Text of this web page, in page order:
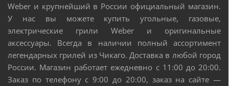
Weber и крупнейший в России официальный магазин.
У нас вы можете купить угольные, газовые,
электрические грили Weber и оригинальные
аксессуары. Всегда в наличии полный ассортимент
легендарных грилей из Чикаго. Доставка в любой город
России. Магазин работает ежедневно с 11:00 до 20:00.
Заказ по телефону с 9:00 до 20:00, заказ на сайте —